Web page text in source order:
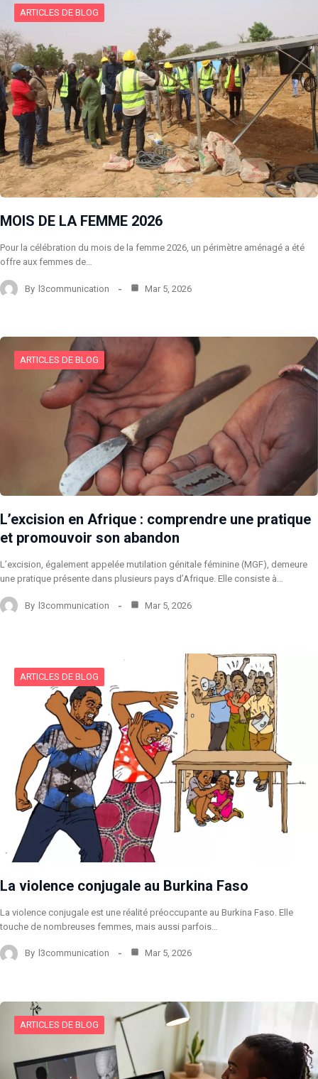
ARTICLES DE BLOG
MOIS DE LA FEMME 2026
Pour la célébration du mois de la femme 2026, un périmètre aménagé a été
offre aux femmes de…
By l3communication Mar 5, 2026
ARTICLES DE BLOG
L’excision en Afrique : comprendre une pratique
et promouvoir son abandon
L’excision, également appelée mutilation génitale féminine (MGF), demeure
une pratique présente dans plusieurs pays d’Afrique. Elle consiste à…
By l3communication Mar 5, 2026
ARTICLES DE BLOG
La violence conjugale au Burkina Faso
La violence conjugale est une réalité préoccupante au Burkina Faso. Elle
touche de nombreuses femmes, mais aussi parfois…
By l3communication Mar 5, 2026
ARTICLES DE BLOG